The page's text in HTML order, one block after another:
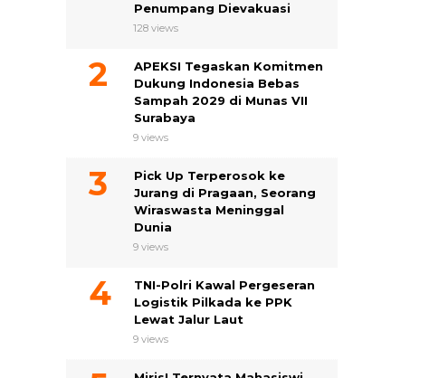
Penumpang Dievakuasi
128 views
APEKSI Tegaskan Komitmen
Dukung Indonesia Bebas
Sampah 2029 di Munas VII
Surabaya
9 views
Pick Up Terperosok ke
Jurang di Pragaan, Seorang
Wiraswasta Meninggal
Dunia
9 views
TNI-Polri Kawal Pergeseran
Logistik Pilkada ke PPK
Lewat Jalur Laut
9 views